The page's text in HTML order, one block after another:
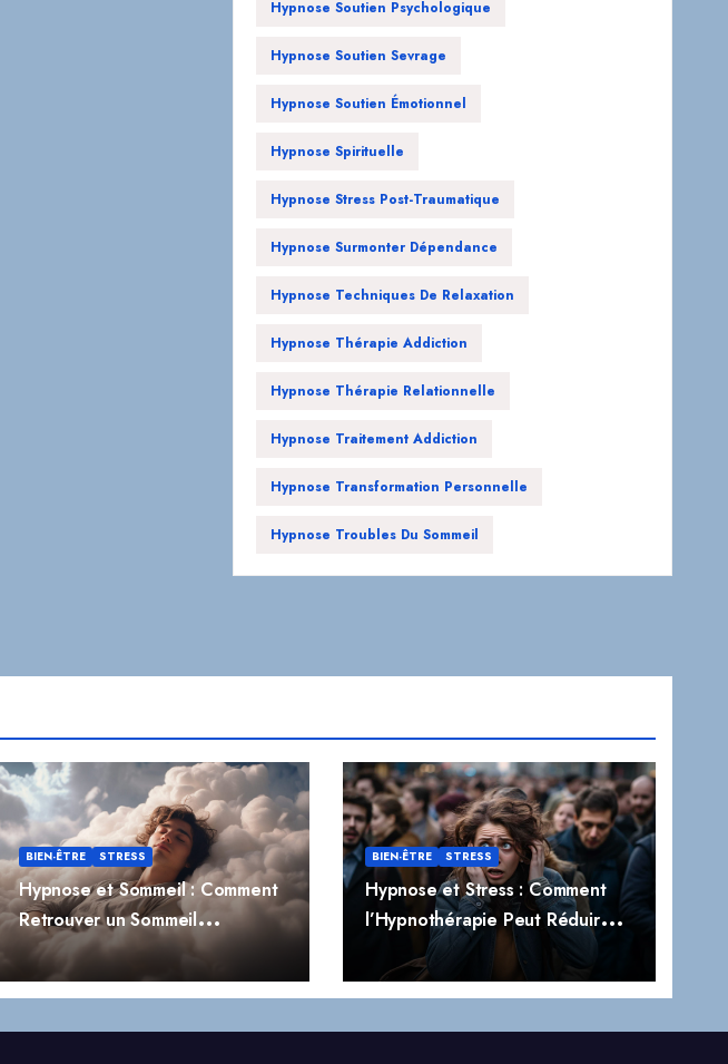
Hypnose Soutien Psychologique
Hypnose Soutien Sevrage
Hypnose Soutien Émotionnel
Hypnose Spirituelle
Hypnose Stress Post-Traumatique
Hypnose Surmonter Dépendance
Hypnose Techniques De Relaxation
Hypnose Thérapie Addiction
Hypnose Thérapie Relationnelle
Hypnose Traitement Addiction
Hypnose Transformation Personnelle
Hypnose Troubles Du Sommeil
BIEN-ÊTRE STRESS
Hypnose et Sommeil : Comment
Retrouver un Sommeil
Réparateur Naturellement
BIEN-ÊTRE STRESS
Hypnose et Stress : Comment
l’Hypnothérapie Peut Réduire
Naturellement le Stress